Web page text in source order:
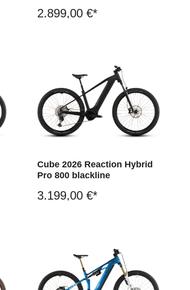
2.899,00 €*
Cube 2026 Reaction Hybrid
Pro 800 blackline
3.199,00 €*